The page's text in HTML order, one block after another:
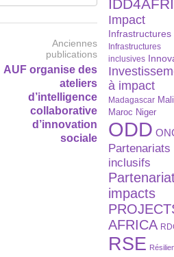
Anciennes
publications
AUF organise des
ateliers
d’intelligence
collaborative
d’innovation
sociale
Impact
Infrastructures
Infrastructures
inclusives
à impact
Madagascar Mali
Maroc Niger
ODD
Partenariats
inclusifs
impacts
AFRICA
RSE